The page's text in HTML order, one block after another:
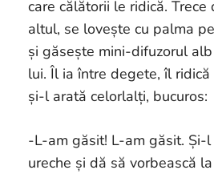
care călătorii le ridică. Trece
altul, se lovește cu palma
și găsește mini-difuzorul
lui. Îl ia între degete, îl
și-l arată celorlalți, bucuros:
-L-am găsit! L-am găsit. Și-
ureche și dă să vorbească